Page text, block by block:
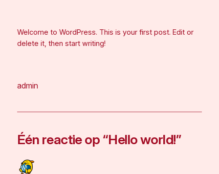
Welcome to WordPress. This is your first post. Edit or
delete it, then start writing!
admin
Één reactie op “Hello world!”